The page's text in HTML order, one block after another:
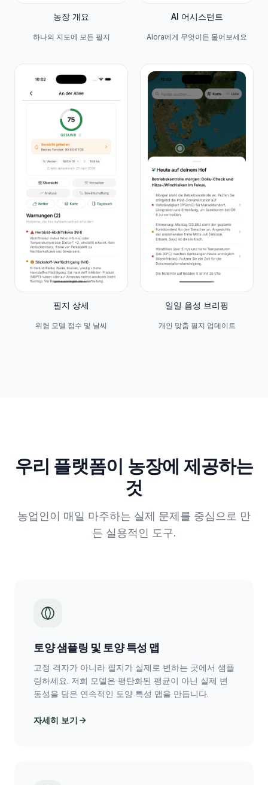
농장 개요
하나의 지도에 모든 필지
AI 어시스턴트
Alora에게 무엇이든 물어보세요
필지 상세
위험 모델 점수 및 날씨
일일 음성 브리핑
개인 맞춤 필지 업데이트
우리 플랫폼이 농장에 제공하는
것
농업인이 매일 마주하는 실제 문제를 중심으로 만
든 실용적인 도구.
토양 샘플링 및 토양 특성 맵
고정 격자가 아니라 필지가 실제로 변하는 곳에서 샘플
링하세요. 저희 모델은 평탄화된 평균이 아닌 실제 변
동성을 담은 연속적인 토양 특성 맵을 만듭니다.
자세히 보기